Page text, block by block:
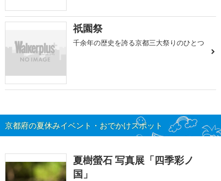
祇園祭
千余年の歴史を誇る京都三大祭りのひとつ
京都府の夏休みイベント・おでかけスポット
夏樹螢石 写真展「四季彩ノ
国」